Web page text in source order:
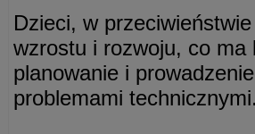
Dzieci, w
wzrostu i rozwoju, co ma
planowanie i
problemami technicznymi.